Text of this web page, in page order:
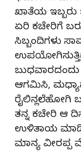
ಖಾತೆಯ ಇಬ್ಬರು
ಏರಿ ಕಚೇರಿಗೆ
ಸಿಬ್ಬಂದಿಗಳು
ಆಗಮಿಸಿ,
ರೈಲಿನಲ್ಲೇ ಹೋಗಿ
ತನ್ನ ಕಚೇರಿ ಆ
ಉಳಿತಾಯ
ಮಾನ್ಯ ವೀರಪ್ಪ